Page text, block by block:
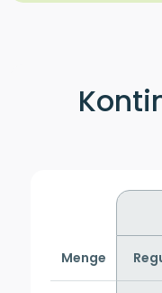
Menge